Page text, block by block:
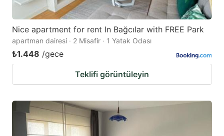
changing
dates.
changing
dates.
Nice apartment for rent In Bağcılar with FREE Park
apartman dairesi · 2 Misafir · 1 Yatak Odası
₺1.448 /gece
Teklifi görüntüleyin